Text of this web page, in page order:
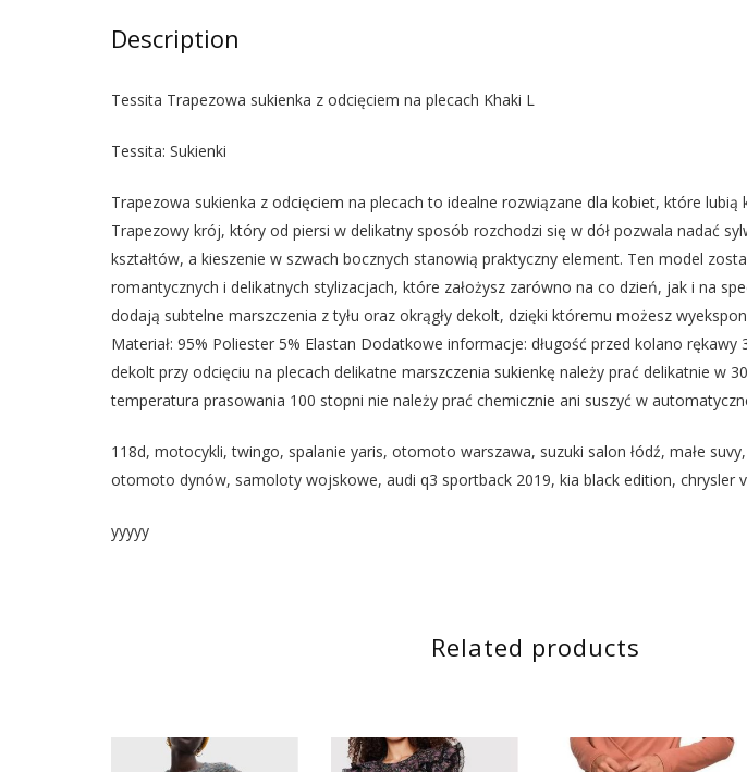
Description
Tessita Trapezowa sukienka z odcięciem na plecach Khaki L
Tessita: Sukienki
Trapezowa sukienka z odcięciem na plecach to idealne rozwiązane dla kobiet, które lubią
Trapezowy krój, który od piersi w delikatny sposób rozchodzi się w dół pozwala nadać
kształtów, a kieszenie w szwach bocznych stanowią praktyczny element. Ten model
romantycznych i delikatnych stylizacjach, które założysz zarówno na co dzień, jak i na
dodają subtelne marszczenia z tyłu oraz okrągły dekolt, dzięki któremu możesz
Materiał: 95% Poliester 5% Elastan Dodatkowe informacje: długość przed kolano
dekolt przy odcięciu na plecach delikatne marszczenia sukienkę należy prać delikatnie w
temperatura prasowania 100 stopni nie należy prać chemicznie ani suszyć w
118d, motocykli, twingo, spalanie yaris, otomoto warszawa, suzuki salon łódź, małe
otomoto dynów, samoloty wojskowe, audi q3 sportback 2019, kia black edition, chrysler
yyyyy
Related products